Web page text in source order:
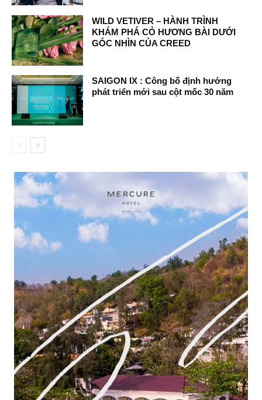
WILD VETIVER – HÀNH TRÌNH
KHÁM PHÁ CỎ HƯƠNG BÀI DƯỚI
GÓC NHÌN CỦA CREED
SAIGON IX : Công bố định hướng
phát triển mới sau cột mốc 30 năm